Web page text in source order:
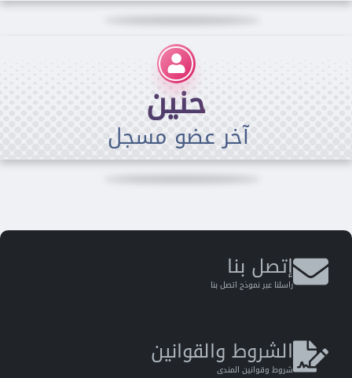
آخر عضو مسجل
حنين
إتصل بنا
راسلنا عبر نموذج اتصل بنا
الشروط والقوانين
شروط وقوانين المندى